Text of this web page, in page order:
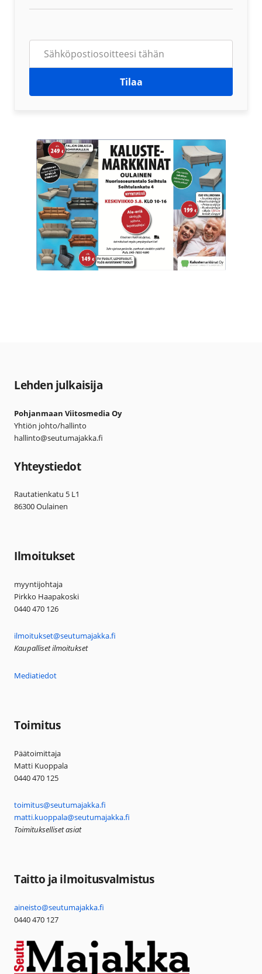
Tilaa
Lehden julkaisija
Pohjanmaan Viitosmedia Oy
Yhtiön johto/hallinto
hallinto@seutumajakka.fi
Yhteystiedot
Rautatienkatu 5 L1
86300 Oulainen
Ilmoitukset
myyntijohtaja
Pirkko Haapakoski
0440 470 126
ilmoitukset@seutumajakka.fi
Kaupalliset ilmoitukset
Mediatiedot
Toimitus
Päätoimittaja
Matti Kuoppala
0440 470 125
toimitus@seutumajakka.fi
matti.kuoppala@seutumajakka.fi
Toimitukselliset asiat
Taitto ja ilmoitusvalmistus
aineisto@seutumajakka.fi
0440 470 127